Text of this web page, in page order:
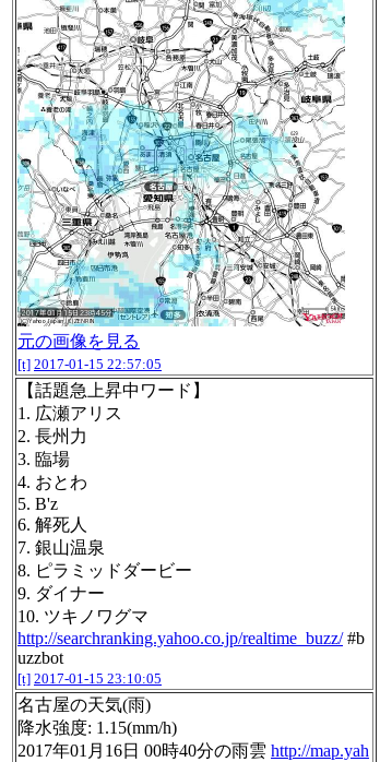
元の画像を見る
[t] 2017-01-15 22:57:05
【話題急上昇中ワード】
1. 広瀬アリス
2. 長州力
3. 臨場
4. おとわ
5. B'z
6. 解死人
7. 銀山温泉
8. ピラミッドダービー
9. ダイナー
10. ツキノワグマ
http://searchranking.yahoo.co.jp/realtime_buzz/#b
uzzbot
[t] 2017-01-15 23:10:05
名古屋の天気(雨)
降水強度: 1.15(mm/h)
2017年01月16日 00時40分の雨雲 http://map.yah